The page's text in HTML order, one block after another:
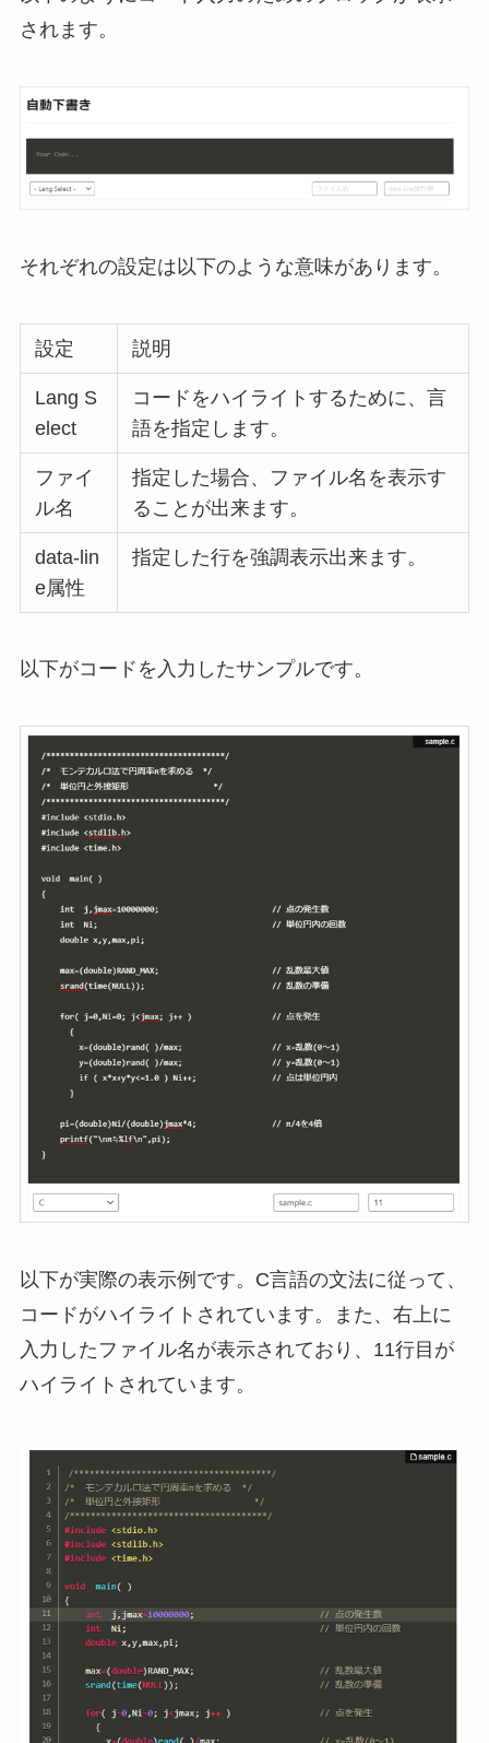
されます。
それぞれの設定は以下のような意味があります。
設定 説明
Lang S
elect
コードをハイライトするために、言
語を指定します。
ファイ
ル名
指定した場合、ファイル名を表示す
ることが出来ます。
data-lin
e属性
指定した行を強調表示出来ます。
以下がコードを入力したサンプルです。
以下が実際の表示例です。C言語の文法に従って、
コードがハイライトされています。また、右上に
入力したファイル名が表示されており、11行目が
ハイライトされています。